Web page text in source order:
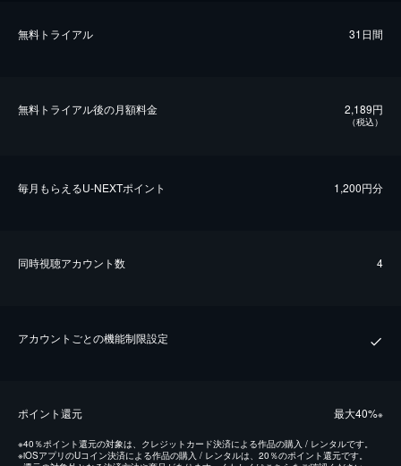
無料トライアル 31日間
無料トライアル後の⽉額料金 2,189円
（税込）
毎⽉もらえるU-NEXTポイント 1,200円分
同時視聴アカウント数 4
アカウントごとの機能制限設定
ポイント還元 最⼤40%※
※40％ポイント還元の対象は、クレジットカード決済による作品の購入 / レンタルです。
※iOSアプリのUコイン決済による作品の購入 / レンタルは、20％のポイント還元です。